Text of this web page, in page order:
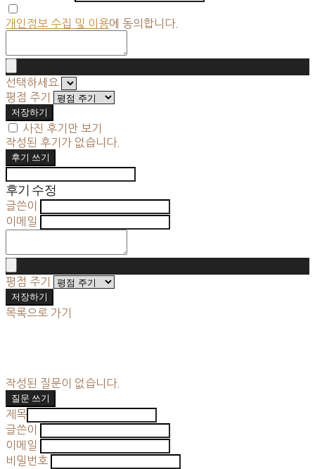
개인정보 수집 및 이용에 동의합니다.
선택하세요
평점 주기
저장하기
사진 후기만 보기
작성된 후기가 없습니다.
후기 쓰기
후기 수정
글쓴이
이메일
평점 주기
저장하기
목록으로 가기
작성된 질문이 없습니다.
질문 쓰기
제목
글쓴이
이메일
비밀번호